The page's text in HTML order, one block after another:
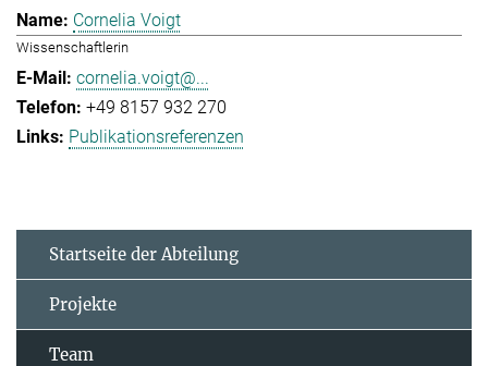
Cornelia Voigt
Wissenschaftlerin
cornelia.voigt@...
+49 8157 932 270
Publikationsreferenzen
Startseite der Abteilung
Projekte
Team